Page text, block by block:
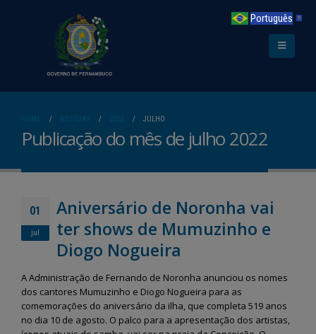
HOME NOTÍCIAS 2022 JULHO
Publicação do mês de julho 2022
01
jul
Aniversário de Noronha vai
ter shows de Mumuzinho e
Diogo Nogueira
A Administração de Fernando de Noronha anunciou os nomes
dos cantores Mumuzinho e Diogo Nogueira para as
comemorações do aniversário da ilha, que completa 519 anos
no dia 10 de agosto. O palco para a apresentação dos artistas,
Português ▼